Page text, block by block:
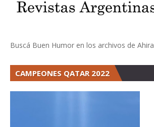
Buscá Buen Humor en los archivos de Ahira
CAMPEONES QATAR 2022